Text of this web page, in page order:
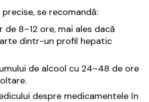
se recomandă:
de 8–12 ore, mai ales dacă
dintr-un profil hepatic
de alcool cu 24–48 de ore
despre medicamentele în